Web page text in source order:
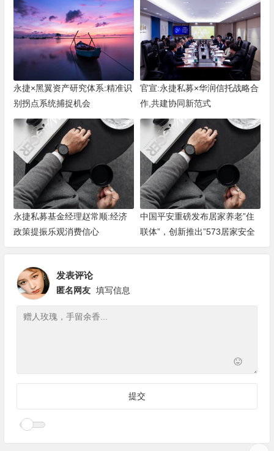
永捷×黑翼资产研究体系:精准识
别拐点系统捕捉机会
官宣:永捷私募×华润信托战略合
作,共建协同新范式
永捷私募基金经理赵常顺:经济
政策提振乐观消费信心
中国平安重磅发布居家养老”住
联体”，创新推出”573居家安全
改造服务”
发表评论
匿名网友 填写信息